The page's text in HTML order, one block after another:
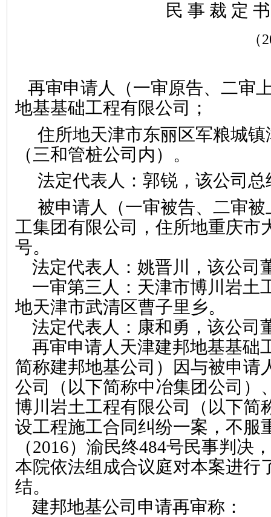
民 事 裁 定 书
（
再审申请人（一审原告、二审
地基基础工程有限公司
；
住所地天津市东丽区军粮城镇
（三和管桩公司内）。
法定代表人 ：郭锐，该公司
被申请人（一审被告、二审被
工集团有限公司
， 住所地重庆市
号。
法定代表人 ：姚晋川，该公司
一审第三人 ：天津市博川岩土
地天津市武清区曹子里乡。
法定代表人 ：康和勇，该公司
再审申请人天津建邦地基基础
简称建邦地基公司）因与被申请
公司（以下简称中冶集团公司）
博川岩土工程有限公司（以下简
设工程施工合同纠纷一案，不服
（2016）渝民终484号民事判决
本院依法组成合议庭对本案进行
结。
建邦地基公司申请再审称 ：